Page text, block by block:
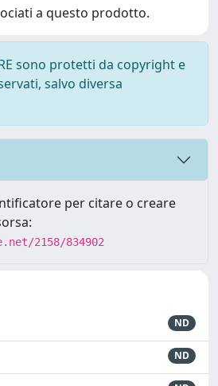
a questo prodotto.
sono protetti da copyright e
salvo diversa
per citare o creare
2158/834902
ND
ND